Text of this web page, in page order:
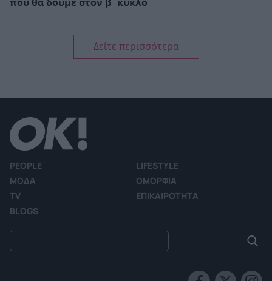
που θα δούμε στον β΄κύκλο
Δείτε περισσότερα
PEOPLE
LIFESTYLE
ΜΟΔΑ
ΟΜΟΡΦΙΑ
TV
ΕΠΙΚΑΙΡΟΤΗΤΑ
BLOGS